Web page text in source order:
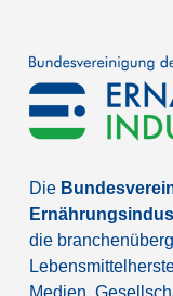
Die
die
Medien,